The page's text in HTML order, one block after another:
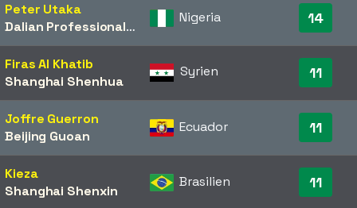
Peter Utaka
Dalian Professional/​Beijing Guoan
Nigeria 14
Firas Al Khatib
Shanghai Shenhua
Syrien 11
Joffre Guerron
Beijing Guoan
Ecuador 11
Kieza
Shanghai Shenxin
Brasilien 11